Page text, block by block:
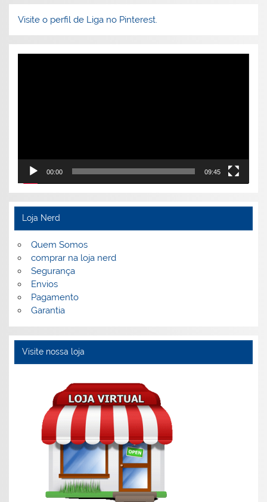
Visite o perfil de Liga no Pinterest.
Tocador
00:00 09:45
Loja Nerd
Quem Somos
comprar na loja nerd
Segurança
Envios
Pagamento
Garantia
Visite nossa loja